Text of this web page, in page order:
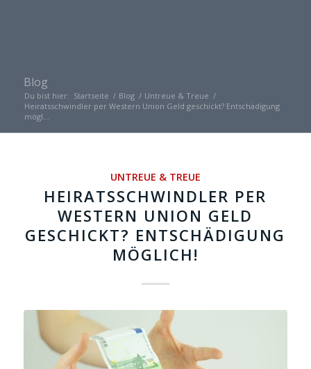
Blog
Du bist hier: Startseite / Blog / Untreue & Treue /
Heiratsschwindler per Western Union Geld geschickt? Entschädigung
mögl...
UNTREUE & TREUE
HEIRATSSCHWINDLER PER
WESTERN UNION GELD
GESCHICKT? ENTSCHÄDIGUNG
MÖGLICH!